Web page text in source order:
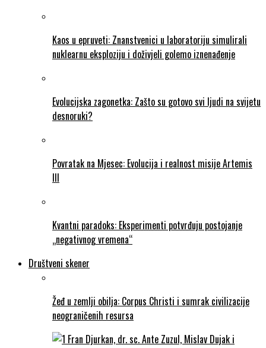
Kaos u epruveti: Znanstvenici u laboratoriju simulirali
nuklearnu eksploziju i doživjeli golemo iznenađenje
Evolucijska zagonetka: Zašto su gotovo svi ljudi na svijetu
desnoruki?
Povratak na Mjesec: Evolucija i realnost misije Artemis
III
Kvantni paradoks: Eksperimenti potvrđuju postojanje
„negativnog vremena“
Društveni skener
Žeđ u zemlji obilja: Corpus Christi i sumrak civilizacije
neograničenih resursa